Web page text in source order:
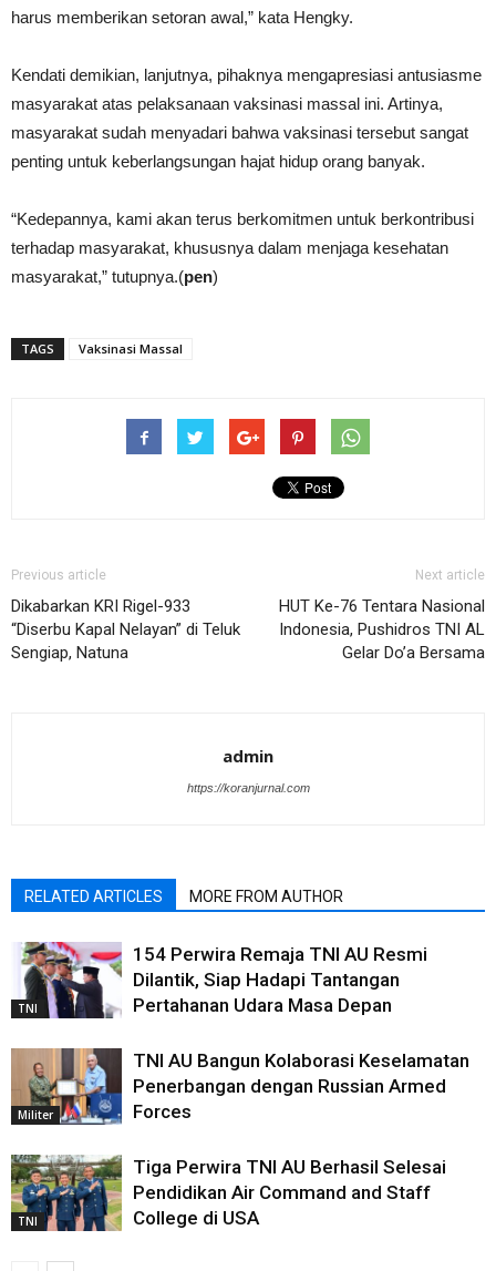
harus memberikan setoran awal,” kata Hengky.
Kendati demikian, lanjutnya, pihaknya mengapresiasi antusiasme
masyarakat atas pelaksanaan vaksinasi massal ini. Artinya,
masyarakat sudah menyadari bahwa vaksinasi tersebut sangat
penting untuk keberlangsungan hajat hidup orang banyak.
“Kedepannya, kami akan terus berkomitmen untuk berkontribusi
terhadap masyarakat, khususnya dalam menjaga kesehatan
masyarakat,” tutupnya.(pen)
TAGS Vaksinasi Massal
Previous article
Dikabarkan KRI Rigel-933
“Diserbu Kapal Nelayan” di Teluk
Sengiap, Natuna
Next article
HUT Ke-76 Tentara Nasional
Indonesia, Pushidros TNI AL
Gelar Do’a Bersama
admin
https://koranjurnal.com
RELATED ARTICLES MORE FROM AUTHOR
TNI
154 Perwira Remaja TNI AU Resmi
Dilantik, Siap Hadapi Tantangan
Pertahanan Udara Masa Depan
Militer
TNI AU Bangun Kolaborasi Keselamatan
Penerbangan dengan Russian Armed
Forces
TNI
Tiga Perwira TNI AU Berhasil Selesai
Pendidikan Air Command and Staff
College di USA